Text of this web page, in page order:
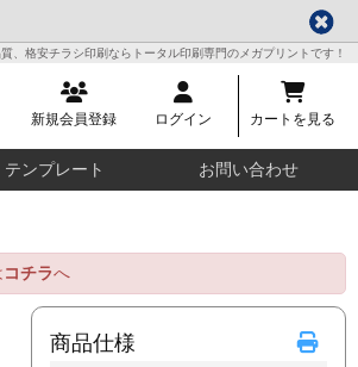
、格安チラシ印刷ならトータル印刷専門のメガプリントです！
新規会員登録 ログイン カートを見る
テンプレート お問い合わせ
コチラへ
商品仕様